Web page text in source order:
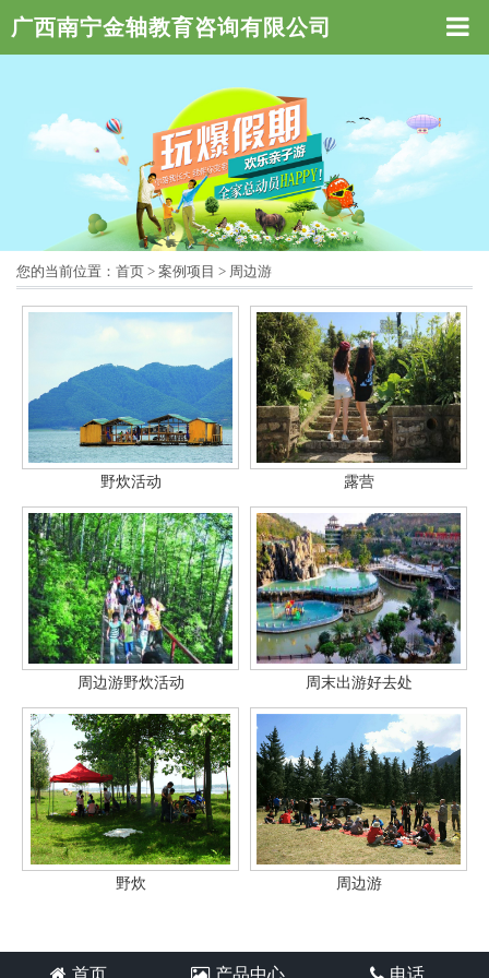
广西南宁金轴教育咨询有限公司
您的当前位置： 首页 > 案例项目 > 周边游
野炊活动 露营
周边游野炊活动 周末出游好去处
野炊 周边游
首页 产品中心 电话